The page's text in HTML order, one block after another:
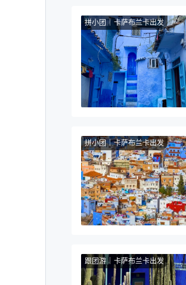
拼小团 卡萨布兰卡出发
拼小团 卡萨布兰卡出发
跟团游 卡萨布兰卡出发